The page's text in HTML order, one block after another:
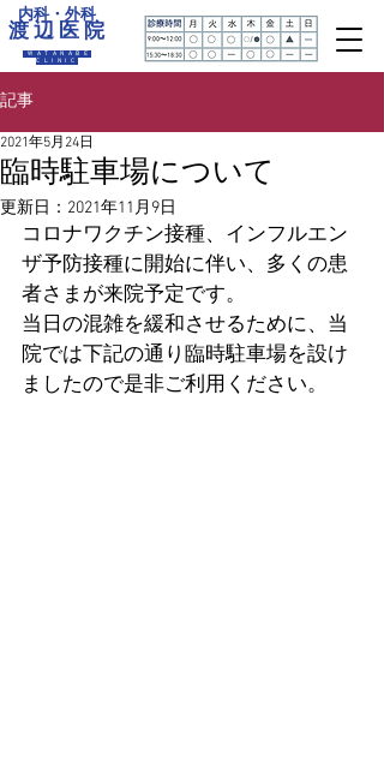
内科・外科
渡 辺 医 院
WATANABE
CLINIC
記事
臨時駐車場について
2021年5月24日
更新日： 2021年11月9日
コロナワクチン接種、インフルエン
ザ予防接種に開始に伴い、多くの患
者さまが来院予定です。
当日の混雑を緩和させるために、当
院では下記の通り臨時駐車場を設け
ましたので是非ご利用ください。